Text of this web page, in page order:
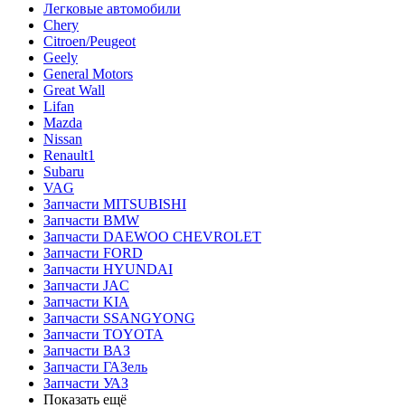
Легковые автомобили
Chery
Citroen/Peugeot
Geely
General Motors
Great Wall
Lifan
Mazda
Nissan
Renault1
Subaru
VAG
Запчасти MITSUBISHI
Запчасти BMW
Запчасти DAEWOO CHEVROLET
Запчасти FORD
Запчасти HYUNDAI
Запчасти JAC
Запчасти KIA
Запчасти SSANGYONG
Запчасти TOYOTA
Запчасти ВАЗ
Запчасти ГАЗель
Запчасти УАЗ
Показать ещё